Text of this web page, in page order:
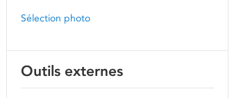
Sélection photo
Outils externes